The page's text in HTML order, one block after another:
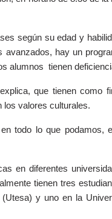
según su edad y
avanzados, hay un
alumnos tienen
que tienen como
los valores culturales.
todo lo que podamos,
en diferentes
tienen tres
y uno en la